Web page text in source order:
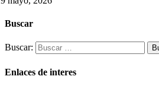
Buscar
Buscar:
Enlaces de interes